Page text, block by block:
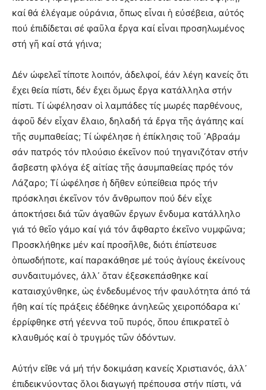
καί θά ἐλέγαμε οὐράνια, ὅπως εἶναι ἡ εὐσέβεια, αὐτός
πού ἐπιδίδεται σέ φαῦλα ἔργα καί εἶναι προσηλωμένος
στή γῆ καί στά γήινα;
Δέν ὠφελεῖ τίποτε λοιπόν, ἀδελφοί, ἐάν λέγη κανείς ὅτι
ἔχει θεία πίστι, δέν ἔχει ὅμως ἔργα κατάλληλα στήν
πίστι. Τί ὠφέλησαν οἱ λαμπάδες τίς μωρές παρθένους,
ἀφοῦ δέν εἶχαν ἔλαιο, δηλαδή τά ἔργα τῆς ἀγάπης καί
τῆς συμπαθείας; Τί ὠφέλησε ἡ ἐπίκλησις τοῦ ᾿Αβραάμ
σάν πατρός τόν πλούσιο ἐκεῖνον πού τηγανιζόταν στήν
ἄσβεστη φλόγα ἐξ αἰτίας τῆς ἀσυμπαθείας πρός τόν
Λάζαρο; Τί ὠφέλησε ἡ δῆθεν εὐπείθεια πρός τήν
πρόσκλησι ἐκεῖνον τόν ἄνθρωπον πού δέν εἶχε
ἀποκτήσει διά τῶν ἀγαθῶν ἔργων ἔνδυμα κατάλληλο
γιά τό θεῖο γάμο καί γιά τόν ἄφθαρτο ἐκεῖνο νυμφῶνα;
Προσκλήθηκε μέν καί προσῆλθε, διότι ἐπίστευσε
ὁπωσδήποτε, καί παρακάθησε μέ τούς ἁγίους ἐκείνους
συνδαιτυμόνες, ἀλλ᾿ ὅταν ἐξεσκεπάσθηκε καί
καταισχύνθηκε, ὡς ἐνδεδυμένος τήν φαυλότητα ἀπό τά
ἤθη καί τίς πράξεις ἐδέθηκε ἀνηλεῶς χειροπόδαρα κι᾿
ἐρρίφθηκε στή γέεννα τοῦ πυρός, ὅπου ἐπικρατεῖ ὁ
κλαυθμός καί ὁ τρυγμός τῶν ὀδόντων.
Αὐτήν εἴθε νά μή τήν δοκιμάση κανείς Χριστιανός, ἀλλ᾿
ἐπιδεικνύοντας ὅλοι διαγωγή πρέπουσα στήν πίστι, νά